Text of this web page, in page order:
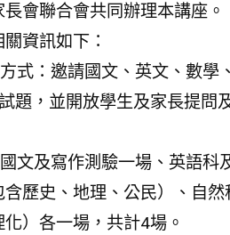
會聯合會共同辦理本講座。
資訊如下：
式：邀請國文、英文、數學
題，並開放學生及家長提問
文及寫作測驗一場、英語科
歷史、地理、公民）、自然
）各一場，共計4場。